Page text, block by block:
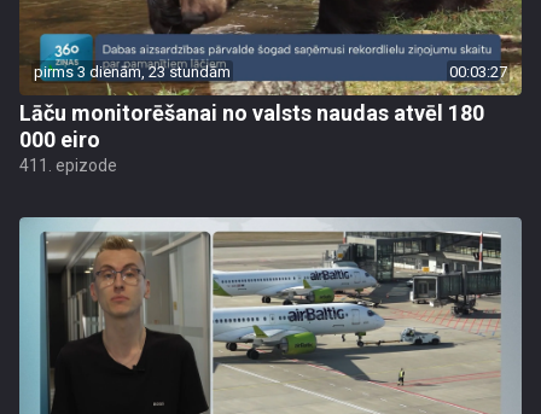
pirms 3 dienām, 23 stundām 00:03:27
Lāču monitorēšanai no valsts naudas atvēl 180
000 eiro
411. epizode